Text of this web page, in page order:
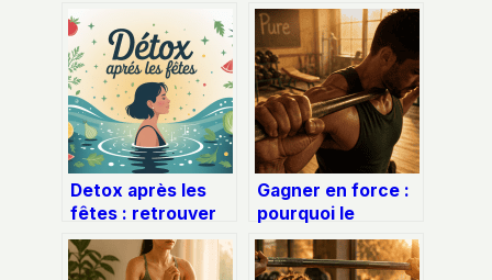
Detox après les
fêtes : retrouver
son énergie sans
se frustrer
Gagner en force :
pourquoi le
système nerveux
prime sur le